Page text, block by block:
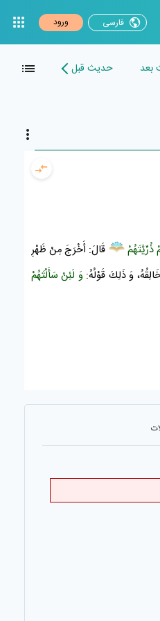
فارسی ورود
بعد حدیث قبل
ذُرِّيَّتَهُمْ
قَالَ: أَخْرَجَ مِنْ ظَهْرِ
وَ ذَلِكَ قَوْلُهُ:وَ لَئِنْ سَأَلْتَهُمْ